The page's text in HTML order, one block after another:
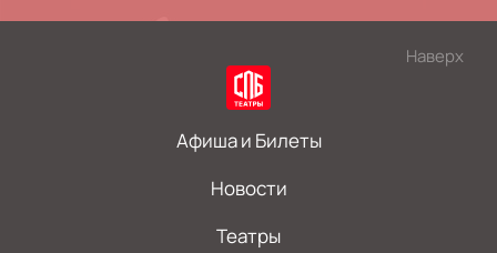
Наверх
Афиша и Билеты
Новости
Театры